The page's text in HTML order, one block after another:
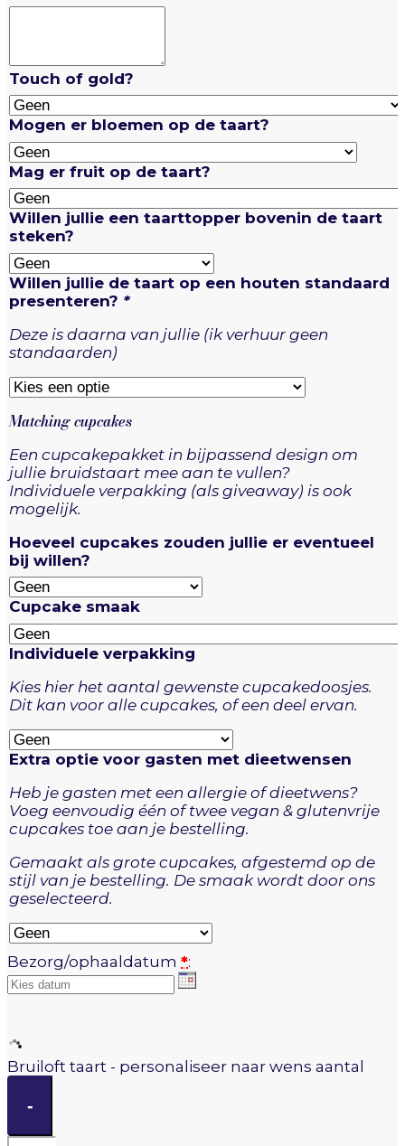
Touch of gold?
Mogen er bloemen op de taart?
Mag er fruit op de taart?
Willen jullie een taarttopper bovenin de taart
steken?
Willen jullie de taart op een houten standaard
presenteren? *
Deze is daarna van jullie (ik verhuur geen
standaarden)
Matching cupcakes
Een cupcakepakket in bijpassend design om
jullie bruidstaart mee aan te vullen?
Individuele verpakking (als giveaway) is ook
mogelijk.
Hoeveel cupcakes zouden jullie er eventueel
bij willen?
Cupcake smaak
Individuele verpakking
Kies hier het aantal gewenste cupcakedoosjes.
Dit kan voor alle cupcakes, of een deel ervan.
Extra optie voor gasten met dieetwensen
Heb je gasten met een allergie of dieetwens?
Voeg eenvoudig één of twee vegan & glutenvrije
cupcakes toe aan je bestelling.
Gemaakt als grote cupcakes, afgestemd op de
stijl van je bestelling. De smaak wordt door ons
geselecteerd.
Bezorg/ophaaldatum *:
Bruiloft taart - personaliseer naar wens aantal
-